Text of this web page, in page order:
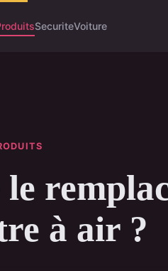
SecuriteVoiture
à air ?